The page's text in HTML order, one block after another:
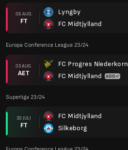
06 AUG.
FT
Lyngby
FC Midtjylland
Europa Conference League 23/24
03 AUG.
AET
FC Progres Niederkorn
FC Midtjylland
Superliga 23/24
30 JULI
FT
FC Midtjylland
Silkeborg